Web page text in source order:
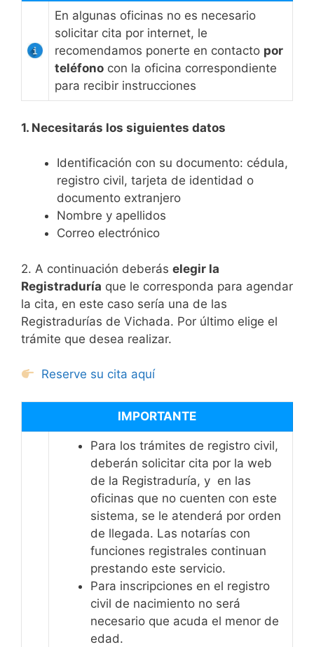
En algunas oficinas no es necesario
solicitar cita por internet, le
recomendamos ponerte en contacto por
teléfono con la oficina correspondiente
para recibir instrucciones
1. Necesitarás los siguientes datos
Identificación con su documento: cédula,
registro civil, tarjeta de identidad o
documento extranjero
Nombre y apellidos
Correo electrónico
2. A continuación deberás elegir la
Registraduría que le corresponda para agendar
la cita, en este caso sería una de las
Registradurías de Vichada. Por último elige el
trámite que desea realizar.
Reserve su cita aquí
IMPORTANTE
Para los trámites de registro civil,
deberán solicitar cita por la web
de la Registraduría, y en las
oficinas que no cuenten con este
sistema, se le atenderá por orden
de llegada. Las notarías con
funciones registrales continuan
prestando este servicio.
Para inscripciones en el registro
civil de nacimiento no será
necesario que acuda el menor de
edad.